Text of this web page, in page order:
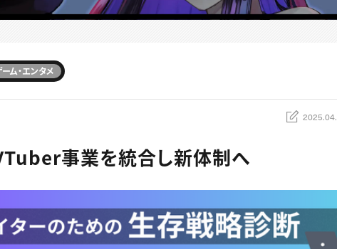
ム・エンタメ
事業を統合し新体制へ